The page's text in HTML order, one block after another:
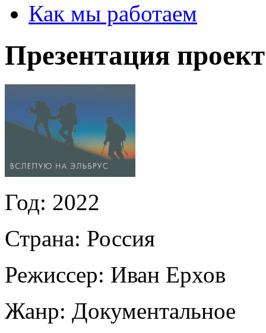
Как мы работаем
Презентация
Год: 2022
Страна: Россия
Режиссер: Иван Ерхов
Жанр: Документальное